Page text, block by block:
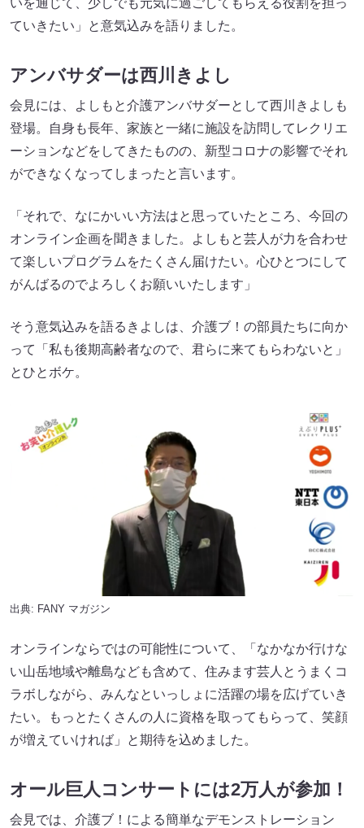
いを通じて、少しでも元気に過ごしてもらえる役割を担っ
ていきたい」と意気込みを語りました。
アンバサダーは西川きよし
会見には、よしもと介護アンバサダーとして西川きよしも
登場。自身も長年、家族と一緒に施設を訪問してレクリエ
ーションなどをしてきたものの、新型コロナの影響でそれ
ができなくなってしまったと言います。
「それで、なにかいい方法はと思っていたところ、今回の
オンライン企画を聞きました。よしもと芸人が力を合わせ
て楽しいプログラムをたくさん届けたい。心ひとつにして
がんばるのでよろしくお願いいたします」
そう意気込みを語るきよしは、介護ブ！の部員たちに向か
って「私も後期高齢者なので、君らに来てもらわないと」
とひとボケ。
出典: FANY マガジン
オンラインならではの可能性について、「なかなか行けな
い山岳地域や離島なども含めて、住みます芸人とうまくコ
ラボしながら、みんなといっしょに活躍の場を広げていき
たい。もっとたくさんの人に資格を取ってもらって、笑顔
が増えていければ」と期待を込めました。
オール巨人コンサートには2万人が参加！
会見では、介護ブ！による簡単なデモンストレーション